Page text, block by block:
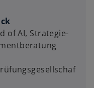
of AI, Strategie-